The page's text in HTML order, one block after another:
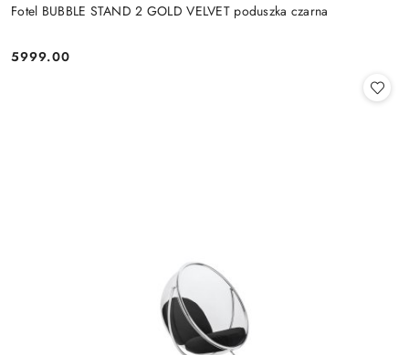
Fotel BUBBLE STAND 2 GOLD VELVET poduszka czarna
Cena:
5999.00